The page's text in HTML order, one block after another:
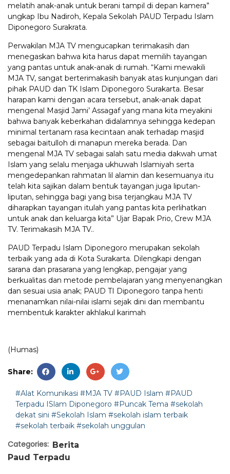
melatih anak-anak untuk berani tampil di depan kamera”
ungkap Ibu Nadiroh, Kepala Sekolah PAUD Terpadu Islam
Diponegoro Surakrata.
Perwakilan MJA TV mengucapkan terimakasih dan
menegaskan bahwa kita harus dapat memilih tayangan
yang pantas untuk anak-anak di rumah. “Kami mewakili
MJA TV, sangat berterimakasih banyak atas kunjungan dari
pihak PAUD dan TK Islam Diponegoro Surakarta. Besar
harapan kami dengan acara tersebut, anak-anak dapat
mengenal Masjid Jami’ Assagaf yang mana kita meyakini
bahwa banyak keberkahan didalamnya sehingga kedepan
minimal tertanam rasa kecintaan anak terhadap masjid
sebagai baitulloh di manapun mereka berada. Dan
mengenal MJA TV sebagai salah satu media dakwah umat
Islam yang selalu menjaga ukhuwah Islamiyah serta
mengedepankan rahmatan lil alamin dan kesemuanya itu
telah kita sajikan dalam bentuk tayangan juga liputan-
liputan, sehingga bagi yang bisa terjangkau MJA TV
diharapkan tayangan itulah yang pantas kita perlihatkan
untuk anak dan keluarga kita” Ujar Bapak Prio, Crew MJA
TV. Terimakasih MJA TV..
PAUD Terpadu Islam Diponegoro merupakan sekolah
terbaik yang ada di Kota Surakarta. Dilengkapi dengan
sarana dan prasarana yang lengkap, pengajar yang
berkualitas dan metode pembelajaran yang menyenangkan
dan sesuai usia anak; PAUD TI Diponegoro tanpa henti
menanamkan nilai-nilai islami sejak dini dan membantu
membentuk karakter akhlakul karimah
(Humas)
Share:
#Alat Komunikasi #MJA TV #PAUD Islam #PAUD
Terpadu ISlam Diponegoro #Puncak Tema #sekolah
dekat sini #Sekolah Islam #sekolah islam terbaik
#sekolah terbaik #sekolah unggulan
Categories: Berita
Paud Terpadu